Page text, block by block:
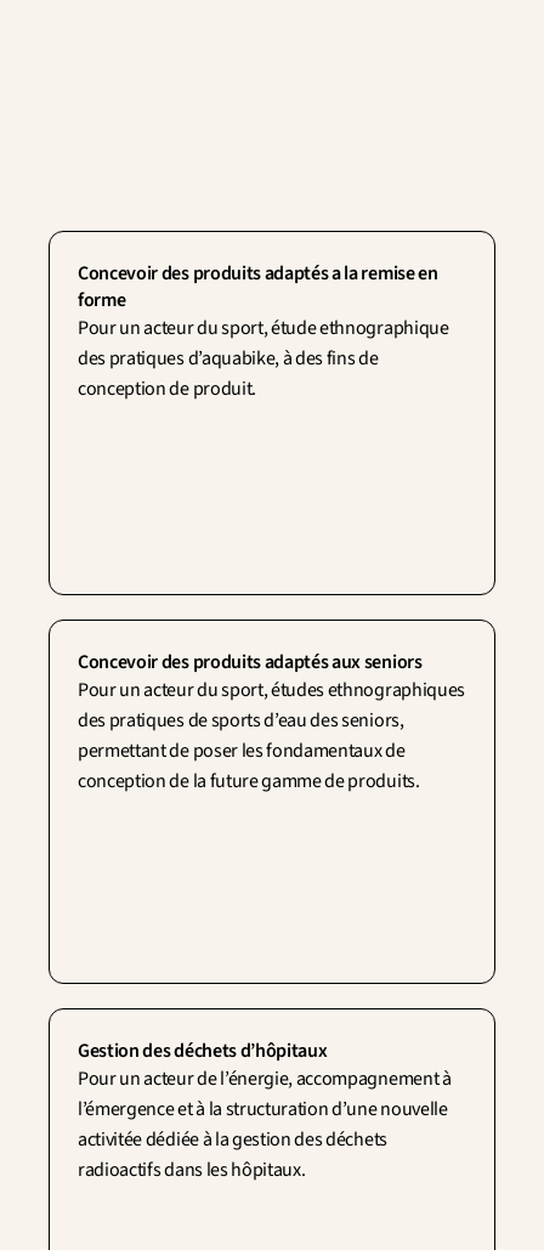
Contactez-nous
Concevoir des produits adaptés a la remise en
forme
Pour un acteur du sport, étude ethnographique
des pratiques d’aquabike, à des fins de
conception de produit.
Concevoir des produits adaptés aux seniors
Pour un acteur du sport, études ethnographiques
des pratiques de sports d’eau des seniors,
permettant de poser les fondamentaux de
conception de la future gamme de produits.
Gestion des déchets d’hôpitaux
Pour un acteur de l’énergie, accompagnement à
l’émergence et à la structuration d’une nouvelle
activitée dédiée à la gestion des déchets
radioactifs dans les hôpitaux.